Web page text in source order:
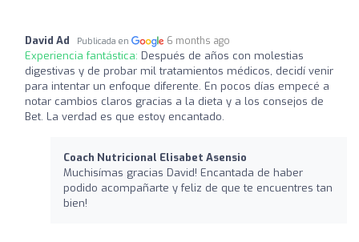
David Ad Publicada en 6 months ago
Experiencia fantástica: Después de años con molestias
digestivas y de probar mil tratamientos médicos, decidí venir
para intentar un enfoque diferente. En pocos días empecé a
notar cambios claros gracias a la dieta y a los consejos de
Bet. La verdad es que estoy encantado.
Coach Nutricional Elisabet Asensio
Muchisímas gracias David! Encantada de haber
podido acompañarte y feliz de que te encuentres tan
bien!